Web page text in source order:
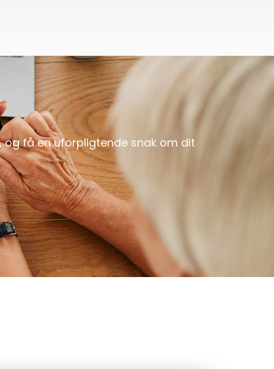
få en uforpligtende snak om dit